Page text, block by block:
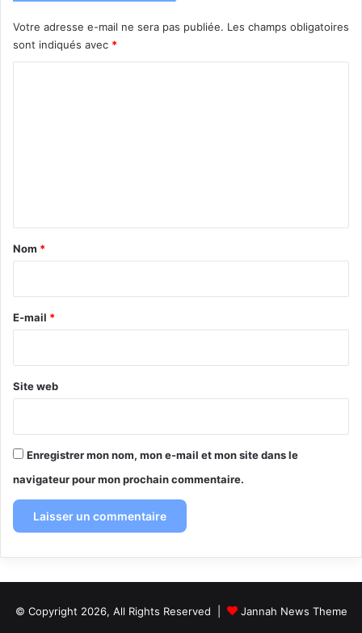
Votre adresse e-mail ne sera pas publiée. Les champs obligatoires
sont indiqués avec *
a
e
Nom *
E-mail *
Site web
Enregistrer mon nom, mon e-mail et mon site dans le
navigateur pour mon prochain commentaire.
© Copyright 2026, All Rights Reserved |
Jannah News Theme